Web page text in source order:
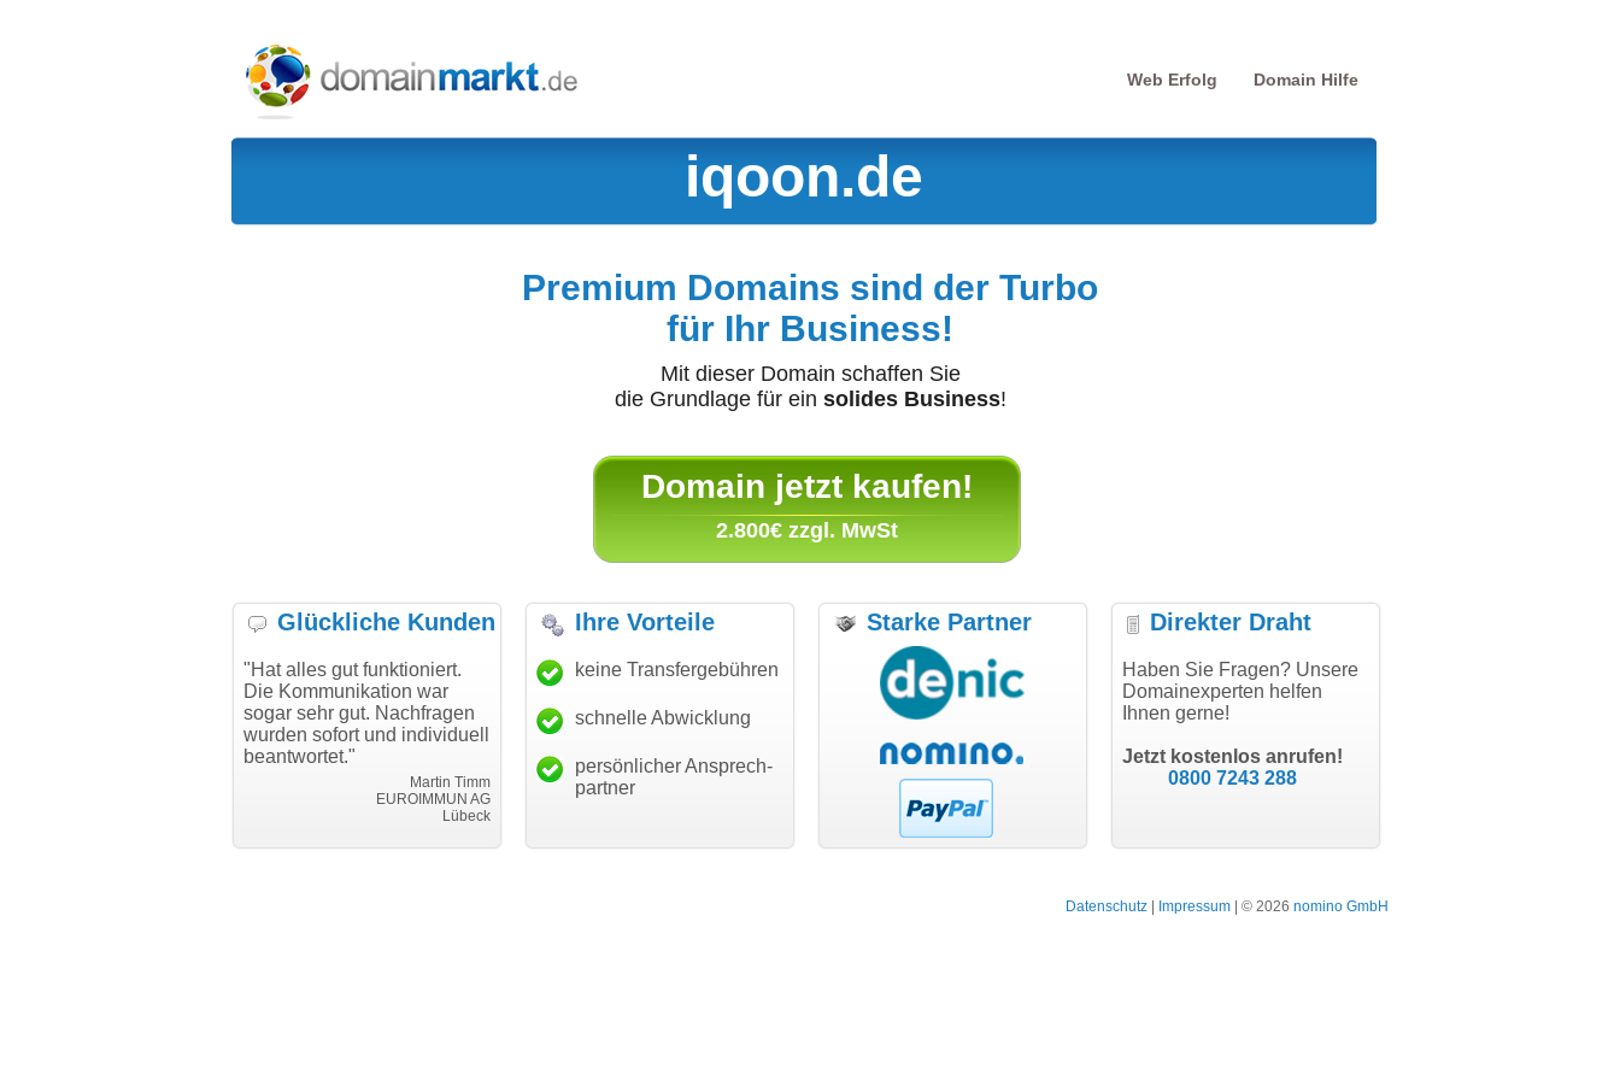
Web Erfolg Domain Hilfe
iqoon.de
Premium Domains sind der Turbo
für Ihr Business!
Mit dieser Domain schaffen Sie
die Grundlage für ein solides Business!
Domain jetzt kaufen!
2.800€ zzgl. MwSt
Glückliche Kunden
"Hat alles gut funktioniert.
Die Kommunikation war
sogar sehr gut. Nachfragen
wurden sofort und individuell
beantwortet."
Martin Timm
EUROIMMUN AG
Lübeck
"Danke für den schnellen
Transfer und guten Service!"
Thomas Schäfer
i can eckert communication GmbH
"Ich bin dankbar, meine
Wunschdomain gefunden zu
haben. Die Domain passt für
hundertprozentig."
Janina Köck
Leben im Einklang
leben-im-einklang.de
"Super Abwicklung, vielen
modern software GbR
Landau an der Isar
"Vielen Dank für den
Ihre Vorteile
keine Transfergebühren
schnelle Abwicklung
persönlicher Ansprech-
partner
Starke Partner Direkter Draht
Haben Sie Fragen? Unsere
Domainexperten helfen
Ihnen gerne!
Jetzt kostenlos anrufen!
0800 7243 288
Datenschutz Impressum | © 2026 nomino GmbH